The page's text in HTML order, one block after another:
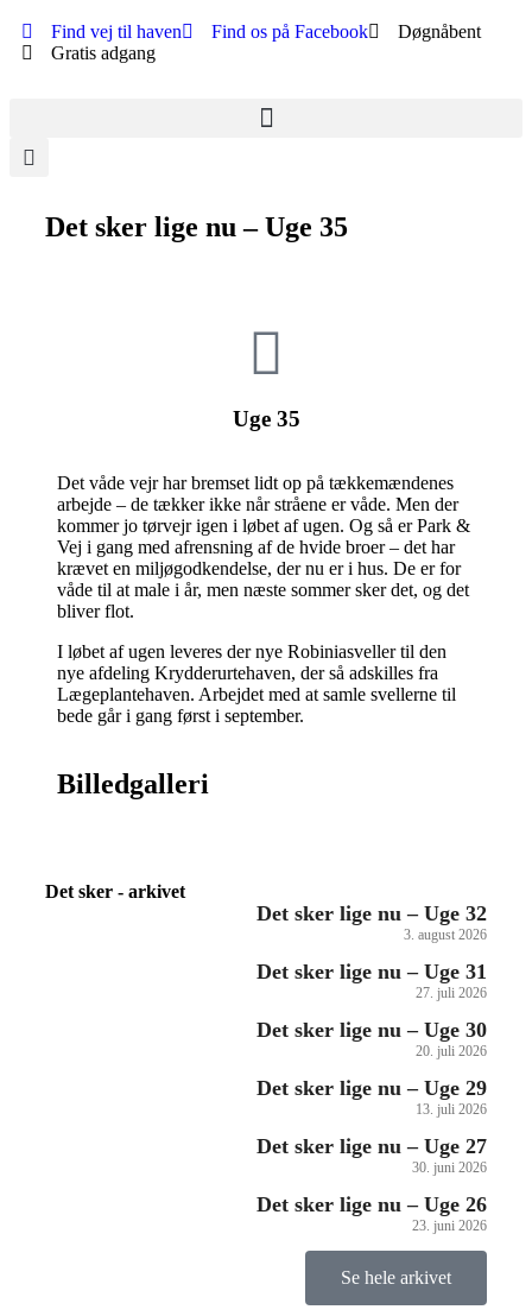
Find vej til haven Find os på Facebook
Døgnåbent
Gratis adgang
Det sker lige nu – Uge 35
Uge 35
Det våde vejr har bremset lidt op på tækkemændenes
arbejde – de tækker ikke når stråene er våde. Men der
kommer jo tørvejr igen i løbet af ugen. Og så er Park &
Vej i gang med afrensning af de hvide broer – det har
krævet en miljøgodkendelse, der nu er i hus. De er for
våde til at male i år, men næste sommer sker det, og det
bliver flot.
I løbet af ugen leveres der nye Robiniasveller til den
nye afdeling Krydderurtehaven, der så adskilles fra
Lægeplantehaven. Arbejdet med at samle svellerne til
bede går i gang først i september.
Billedgalleri
Det sker - arkivet
Det sker lige nu – Uge 32
3. august 2026
Det sker lige nu – Uge 31
27. juli 2026
Det sker lige nu – Uge 30
20. juli 2026
Det sker lige nu – Uge 29
13. juli 2026
Det sker lige nu – Uge 27
30. juni 2026
Det sker lige nu – Uge 26
23. juni 2026
Se hele arkivet